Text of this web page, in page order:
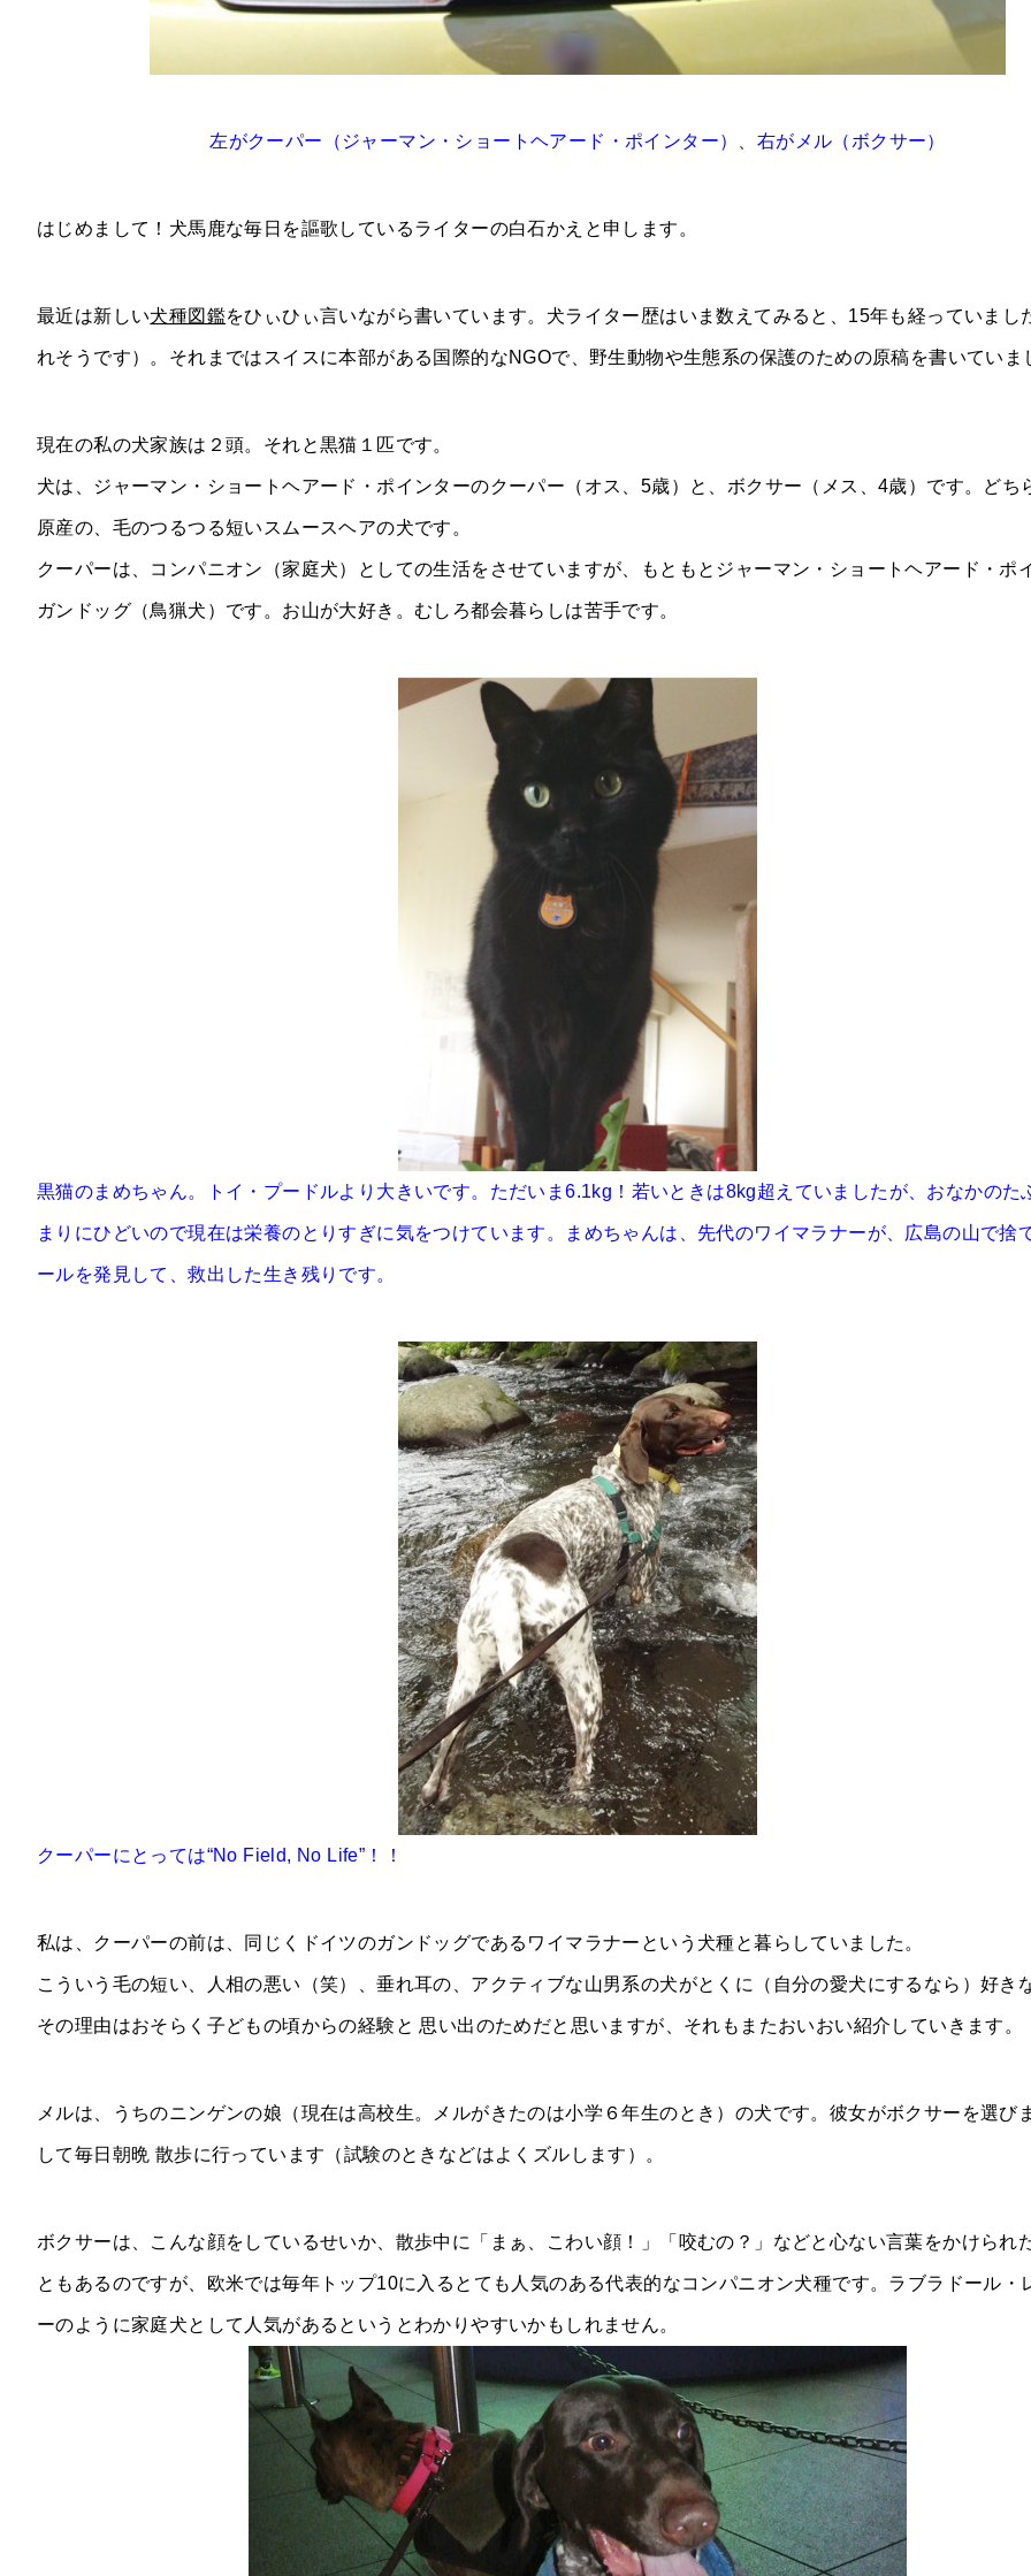
左がクーパー（ジャーマン・ショートヘアード・ポインター）、右がメル（ボクサー）
はじめまして！犬馬鹿な毎日を謳歌しているライターの白石かえと申します。
最近は新しい犬種図鑑をひぃひぃ言いながら書いています。犬ライター歴はいま数えてみると、15年も経っていまし
れそうです）。それまではスイスに本部がある国際的なNGOで、野生動物や生態系の保護のための原稿を書いていま
現在の私の犬家族は２頭。それと黒猫１匹です。
犬は、ジャーマン・ショートヘアード・ポインターのクーパー（オス、5歳）と、ボクサー（メス、4歳）です。どち
原産の、毛のつるつる短いスムースヘアの犬です。
クーパーは、コンパニオン（家庭犬）としての生活をさせていますが、もともとジャーマン・ショートヘアード・ポ
ガンドッグ（鳥猟犬）です。お山が大好き。むしろ都会暮らしは苦手です。
黒猫のまめちゃん。トイ・プードルより大きいです。ただいま6.1kg！若いときは8kg超えていましたが、おなかのた
まりにひどいので現在は栄養のとりすぎに気をつけています。まめちゃんは、先代のワイマラナーが、広島の山で捨
ールを発見して、救出した生き残りです。
クーパーにとっては“No Field, No Life”！！
私は、クーパーの前は、同じくドイツのガンドッグであるワイマラナーという犬種と暮らしていました。
こういう毛の短い、人相の悪い（笑）、垂れ耳の、アクティブな山男系の犬がとくに（自分の愛犬にするなら）好き
その理由はおそらく子どもの頃からの経験と 思い出のためだと思いますが、それもまたおいおい紹介していきます。
メルは、うちのニンゲンの娘（現在は高校生。メルがきたのは小学６年生のとき）の犬です。彼女がボクサーを選び
して毎日朝晩 散歩に行っています（試験のときなどはよくズルします）。
ボクサーは、こんな顔をしているせいか、散歩中に「まぁ、こわい顔！」「咬むの？」などと心ない言葉をかけられ
ともあるのですが、欧米では毎年トップ10に入るとても人気のある代表的なコンパニオン犬種です。ラブラドール・
ーのように家庭犬として人気があるというとわかりやすいかもしれません。